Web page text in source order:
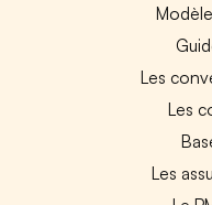
Les
Les
Les